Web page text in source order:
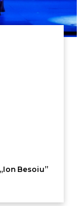
Besoiu”